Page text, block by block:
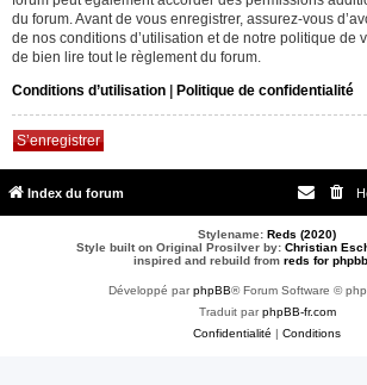
du forum. Avant de vous enregistrer, assurez-vous
de nos conditions d’utilisation et de notre politique de
de bien lire tout le règlement du forum.
Conditions d’utilisation
Politique de confidentialité
S’enregistrer
Index du forum
Stylename: Reds (2020)
Style built on Original Prosilver by: Christian
inspired and rebuild from reds for
Développé parphpBB® Forum Software ©
Traduit parphpBB-fr.com
Confidentialité
Conditions